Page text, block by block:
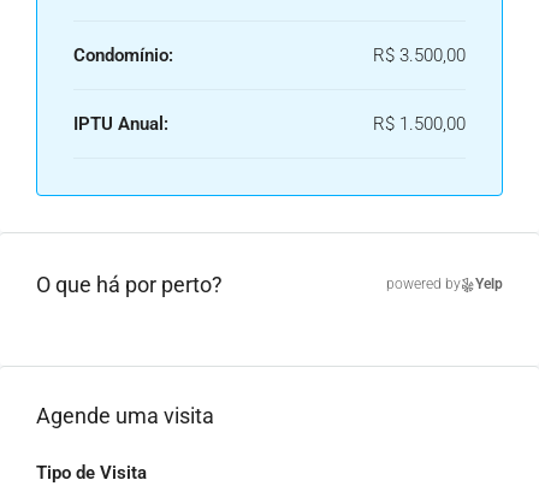
Condomínio: R$ 3.500,00
IPTU Anual: R$ 1.500,00
O que há por perto? powered by Yelp
Agende uma visita
Tipo de Visita